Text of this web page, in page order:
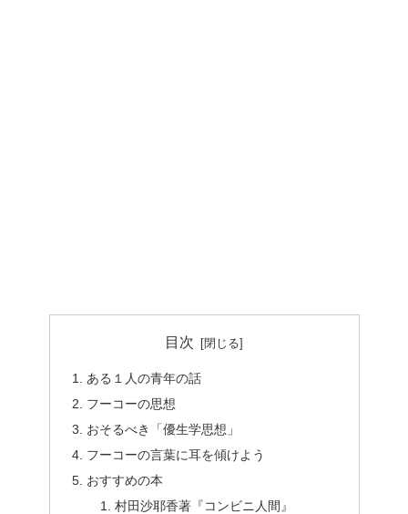
目次
ある１人の青年の話
フーコーの思想
おそるべき「優生学思想」
フーコーの言葉に耳を傾けよう
おすすめの本
村田沙耶香著『コンビニ人間』